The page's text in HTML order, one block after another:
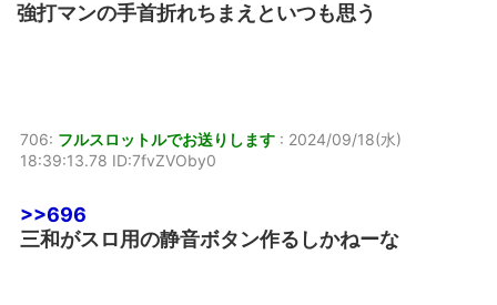
強打マンの手首折れちまえといつも思う
706: フルスロットルでお送りします : 2024/09/18(水)
18:39:13.78 ID:7fvZVOby0
>>696
三和がスロ用の静音ボタン作るしかねーな